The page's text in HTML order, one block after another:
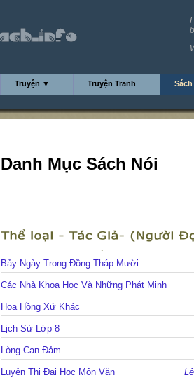
Truyện ▼ Truyện Tranh
Danh Mục Sách Nói
Bảy Ngày Trong Đồng Tháp Mười
Các Nhà Khoa Học Và Những Phát Minh
Hoa Hồng Xứ Khác
Lịch Sử Lớp 8
Lòng Can Đảm
Luyện Thi Đại Học Môn Văn